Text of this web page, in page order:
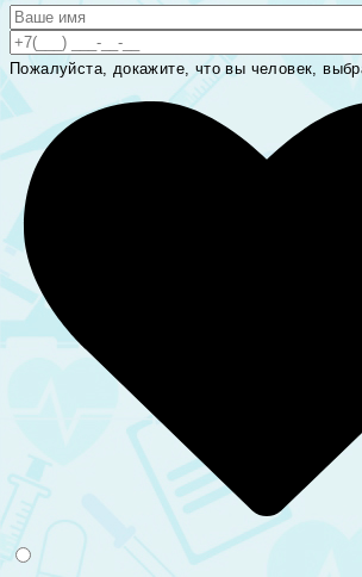
Пожалуйста, докажите, что вы человек,